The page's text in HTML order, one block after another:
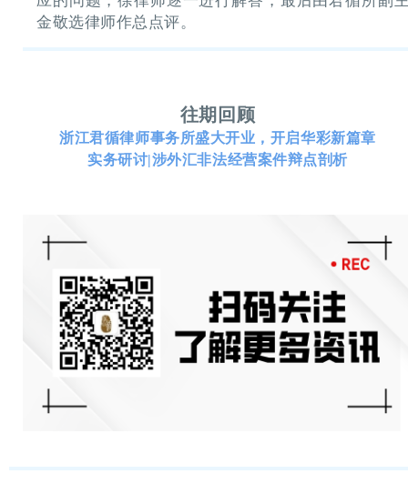
金敬选律师作总点评。
往期回顾
浙江君循律师事务所盛大开业，开启华彩新篇章
实务研讨|涉外汇非法经营案件辩点剖析